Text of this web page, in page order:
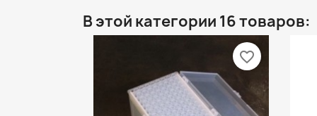
В этой категории 16 товаров:
favorite_border